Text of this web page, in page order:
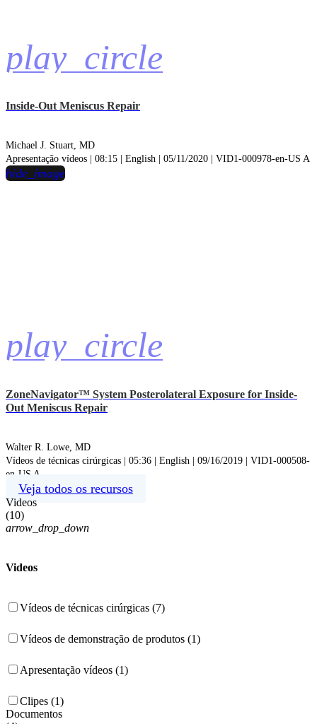
play_circle
Inside-Out Meniscus Repair
Michael J. Stuart, MD
Apresentação vídeos | 08:15 | English | 05/11/2020 | VID1-000978-en-US A
play_circle
hide_image
ZoneNavigator™ System Posterolateral Exposure for Inside-
Out Meniscus Repair
Walter R. Lowe, MD
Vídeos de técnicas cirúrgicas | 05:36 | English | 09/16/2019 | VID1-000508-
en-US A
Veja todos os recursos
Videos
(10)
arrow_drop_down
Videos
Vídeos de técnicas cirúrgicas (7)
Vídeos de demonstração de produtos (1)
Apresentação vídeos (1)
Clipes (1)
Documentos